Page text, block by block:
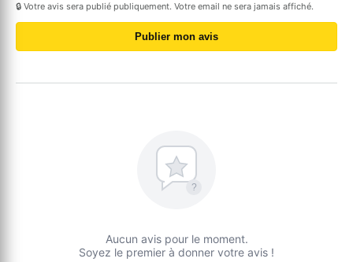
🔒 Votre avis sera publié publiquement. Votre email ne sera jamais affiché.
Publier mon avis
?
Aucun avis pour le moment.
Soyez le premier à donner votre avis !